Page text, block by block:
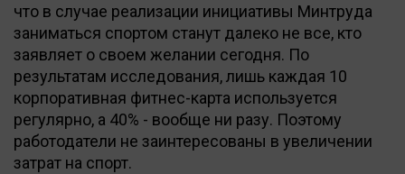
что в случае реализации инициативы Минтруда
заниматься спортом станут далеко не все, кто
заявляет о своем желании сегодня. По
результатам исследования, лишь каждая 10
корпоративная фитнес-карта используется
регулярно, а 40% - вообще ни разу. Поэтому
работодатели не заинтересованы в увеличении
затрат на спорт.